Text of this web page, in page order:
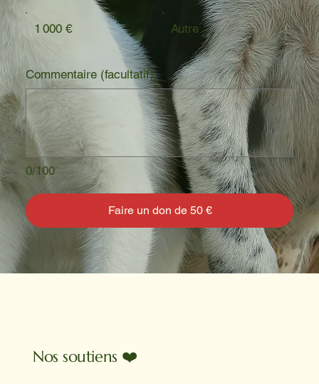
1 000 € Autre
0/100
Commentaire (facultatif)
Faire un don de 50 €
Nos soutiens ❤️